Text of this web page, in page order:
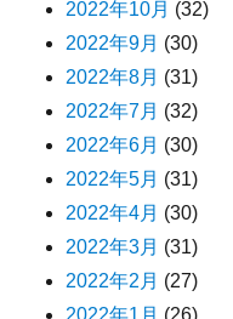
2022年10月 (32)
2022年9月 (30)
2022年8月 (31)
2022年7月 (32)
2022年6月 (30)
2022年5月 (31)
2022年4月 (30)
2022年3月 (31)
2022年2月 (27)